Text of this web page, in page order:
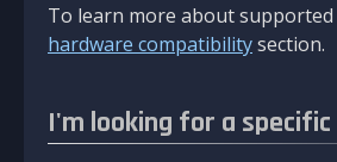
To learn more about supported
hardware compatibilitysection.
I'm looking for a specific